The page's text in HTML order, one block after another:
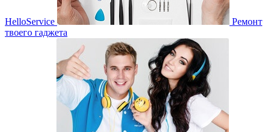
HelloService
Ремонт
твоего гаджета